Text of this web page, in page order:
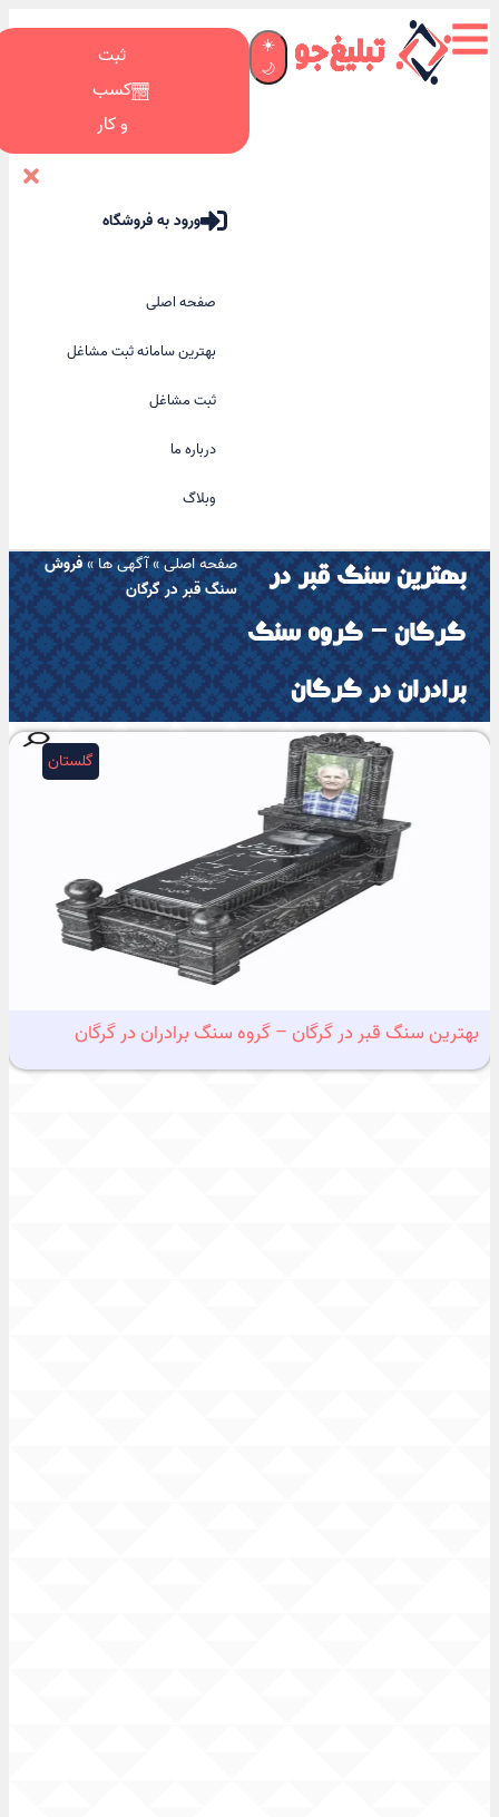
☀️
🌙
ثبت
کسب
و کار
ورود به فروشگاه
صفحه اصلی
بهترین سامانه ثبت مشاغل
ثبت مشاغل
درباره ما
وبلاگ
بهترین سنگ قبر در
گرگان – گروه سنگ
برادران در گرگان
صفحه اصلی»آگهی ها»فروش
سنگ قبر در گرگان
گلستان
بهترین سنگ قبر در گرگان – گروه سنگ برادران در گرگان